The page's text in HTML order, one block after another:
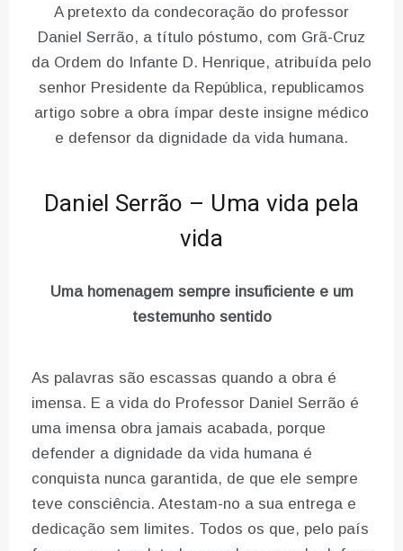
A pretexto da condecoração do professor
Daniel Serrão, a título póstumo, com Grã-Cruz
da Ordem do Infante D. Henrique, atribuída pelo
senhor Presidente da República, republicamos
artigo sobre a obra ímpar deste insigne médico
e defensor da dignidade da vida humana.
Daniel Serrão – Uma vida pela
vida
Uma homenagem sempre insuficiente e um
testemunho sentido
As palavras são escassas quando a obra é
imensa. E a vida do Professor Daniel Serrão é
uma imensa obra jamais acabada, porque
defender a dignidade da vida humana é
conquista nunca garantida, de que ele sempre
teve consciência. Atestam-no a sua entrega e
dedicação sem limites. Todos os que, pelo país